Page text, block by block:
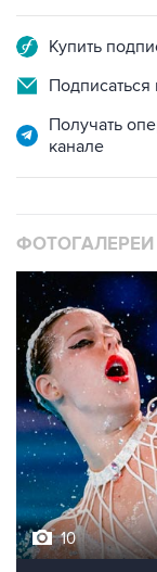
Купить
Подписаться
Получать
канале
ФОТОГАЛЕРЕИ
10